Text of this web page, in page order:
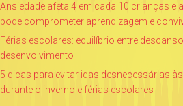
Ansiedade afeta 4 em cada 10 crianças e
pode comprometer aprendizagem e
Férias escolares: equilíbrio entre
desenvolvimento
5 dicas para evitar idas desnecessárias
durante o inverno e férias escolares